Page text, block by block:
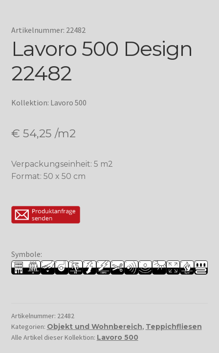
Artikelnummer: 22482
Lavoro 500 Design
22482
Kollektion: Lavoro 500
€ 54,25 /m2
Verpackungseinheit: 5 m2
Format: 50 x 50 cm
Symbole:
Artikelnummer: 22482
Kategorien: Objekt und Wohnbereich, Teppichfliesen
Alle Artikel dieser Kollektion: Lavoro 500